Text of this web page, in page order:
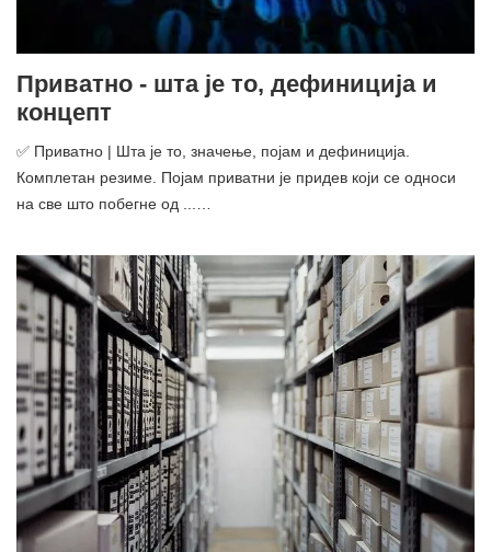
Приватно - шта је то, дефиниција и
концепт
✅ Приватно | Шта је то, значење, појам и дефиниција.
Комплетан резиме. Појам приватни је придев који се односи
на све што побегне од ...…